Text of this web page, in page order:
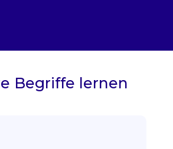
Begriffe lernen